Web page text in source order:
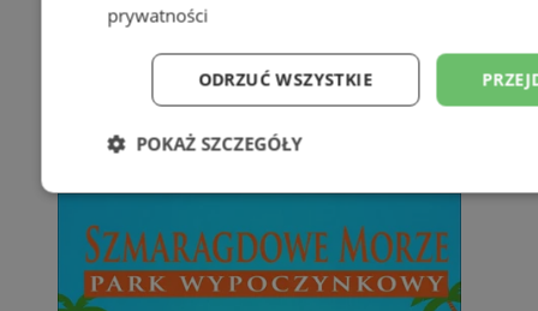
prywatności
ODRZUĆ WSZYSTKIE
POKAŻ SZCZEGÓŁY
Niezbędne Wydajność
Niesklasyfikowane